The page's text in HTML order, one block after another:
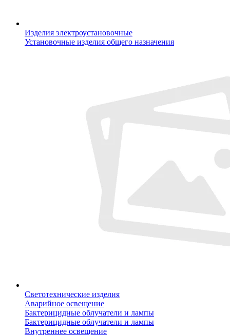
Изделия электроустановочные
Установочные изделия общего назначения
Светотехнические изделия
Аварийное освещение
Бактерицидные облучатели и лампы
Бактерицидные облучатели и лампы
Внутреннее освещение